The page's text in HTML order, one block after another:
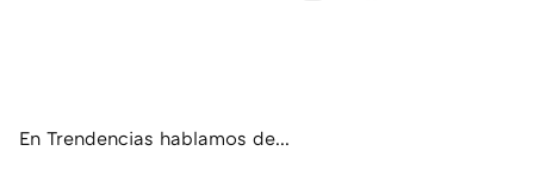
En Trendencias hablamos de...